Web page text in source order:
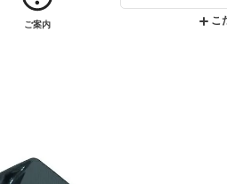
ご案内 こ